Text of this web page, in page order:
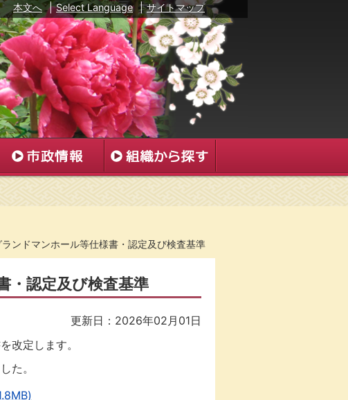
本文へ | Select Language | サイトマップ
ンドマンホール等仕様書・認定及び検査基準
・認定及び検査基準
更新日：2026年02月01日
改定します。
た。